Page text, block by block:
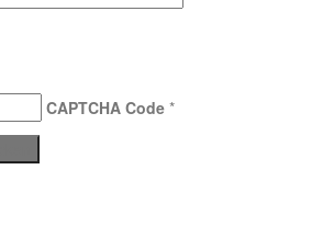
CAPTCHA Code *